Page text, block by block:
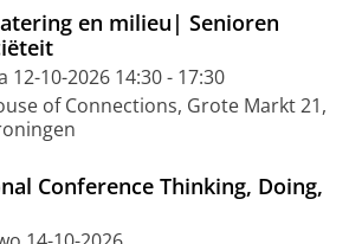
en milieu| Senioren
12-10-2026 14:30 - 17:30
of Connections, Grote Markt 21,
Conference Thinking, Doing,